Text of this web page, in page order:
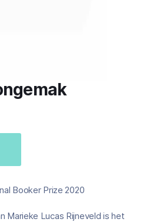
Booker Prize 2020
Marieke Lucas Rijneveld is het